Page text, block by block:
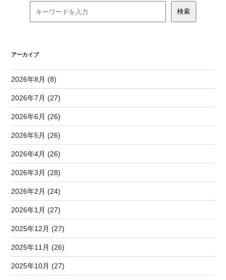
アーカイブ
2026年8月 (8)
2026年7月 (27)
2026年6月 (26)
2026年5月 (26)
2026年4月 (26)
2026年3月 (28)
2026年2月 (24)
2026年1月 (27)
2025年12月 (27)
2025年11月 (26)
2025年10月 (27)